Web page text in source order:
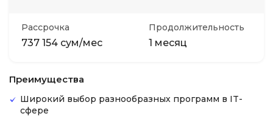
Рассрочка
737 154 сум/мес
Продолжительность
1 месяц
Преимущества
Широкий выбор разнообразных программ в IT-
сфере